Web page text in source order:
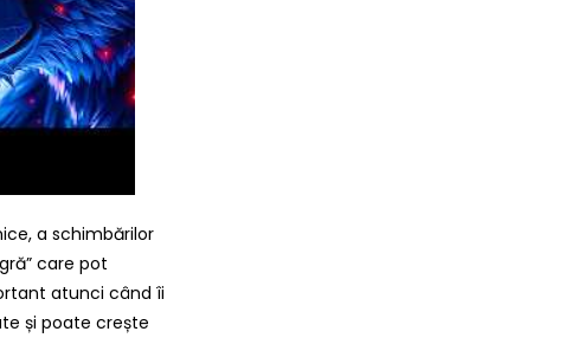
a schimbărilor
care pot
atunci când îi
și poate crește